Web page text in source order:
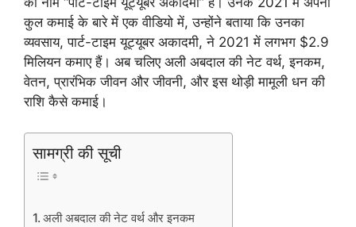
कुल कमाई के बारे में एक वीडियो में, उन्होंने बताया कि उनका
व्यवसाय, पार्ट-टाइम यूट्यूबर अकादमी, ने 2021 में लगभग $2.9
मिलियन कमाए हैं। अब चलिए अली अबदाल की नेट वर्थ, इनकम,
वेतन, प्रारंभिक जीवन और जीवनी, और इस थोड़ी मामूली धन की
राशि कैसे कमाई।
सामग्री की सूची
अली अबदाल की नेट वर्थ और इनकम